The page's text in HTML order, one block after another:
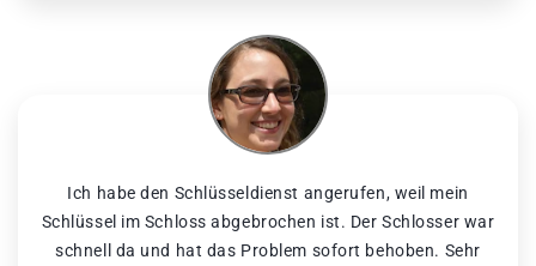
Ich habe den Schlüsseldienst angerufen, weil mein
Schlüssel im Schloss abgebrochen ist. Der Schlosser war
schnell da und hat das Problem sofort behoben. Sehr